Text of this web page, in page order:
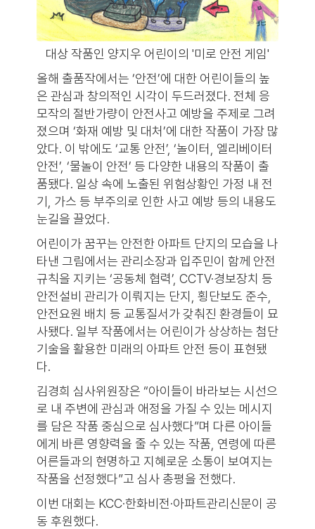
대상 작품인 양지우 어린이의 '미로 안전 게임'
올해 출품작에서는 ‘안전’에 대한 어린이들의 높
은 관심과 창의적인 시각이 두드러졌다. 전체 응
모작의 절반가량이 안전사고 예방을 주제로 그려
졌으며 ‘화재 예방 및 대처’에 대한 작품이 가장 많
았다. 이 밖에도 ‘교통 안전’, ‘놀이터, 엘리베이터
안전’, ‘물놀이 안전’ 등 다양한 내용의 작품이 출
품됐다. 일상 속에 노출된 위험상황인 가정 내 전
기, 가스 등 부주의로 인한 사고 예방 등의 내용도
눈길을 끌었다.
어린이가 꿈꾸는 안전한 아파트 단지의 모습을 나
타낸 그림에서는 관리소장과 입주민이 함께 안전
규칙을 지키는 ‘공동체 협력’, CCTV·경보장치 등
안전설비 관리가 이뤄지는 단지, 횡단보도 준수,
안전요원 배치 등 교통질서가 갖춰진 환경들이 묘
사됐다. 일부 작품에서는 어린이가 상상하는 첨단
기술을 활용한 미래의 아파트 안전 등이 표현됐
다.
김경희 심사위원장은 “아이들이 바라보는 시선으
로 내 주변에 관심과 애정을 가질 수 있는 메시지
를 담은 작품 중심으로 심사했다”며 다른 아이들
에게 바른 영향력을 줄 수 있는 작품, 연령에 따른
어른들과의 현명하고 지혜로운 소통이 보여지는
작품을 선정했다”고 심사 총평을 전했다.
이번 대회는 KCC·한화비전·아파트관리신문이 공
동 후원했다.